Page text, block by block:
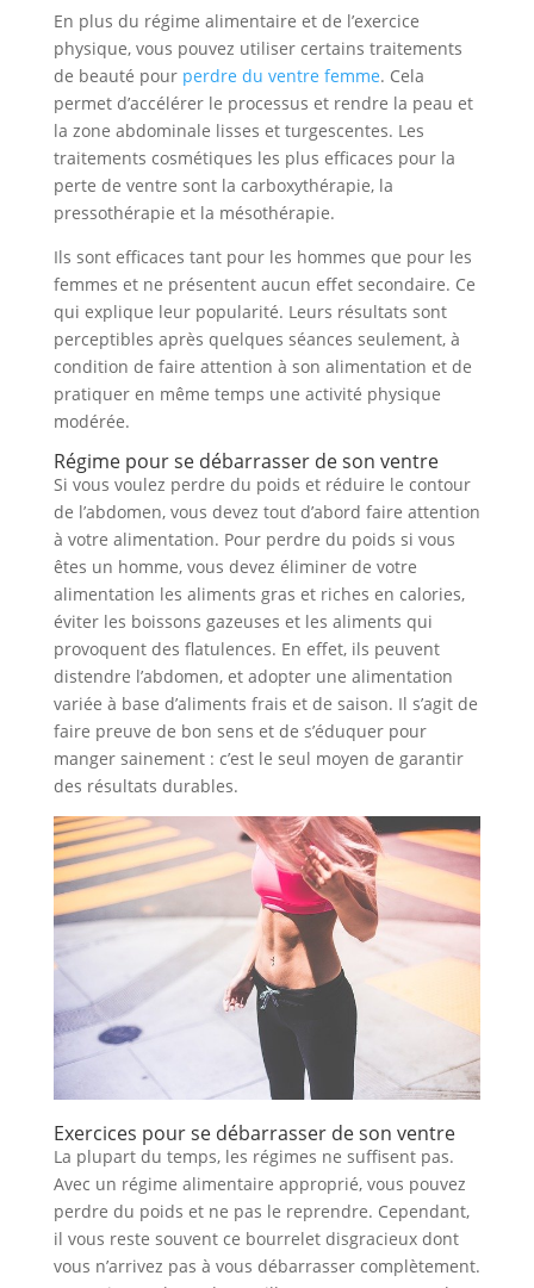
En plus du régime alimentaire et de l’exercice
physique, vous pouvez utiliser certains traitements
de beauté pour perdre du ventre femme. Cela
permet d’accélérer le processus et rendre la peau et
la zone abdominale lisses et turgescentes. Les
traitements cosmétiques les plus efficaces pour la
perte de ventre sont la carboxythérapie, la
pressothérapie et la mésothérapie.
Ils sont efficaces tant pour les hommes que pour les
femmes et ne présentent aucun effet secondaire. Ce
qui explique leur popularité. Leurs résultats sont
perceptibles après quelques séances seulement, à
condition de faire attention à son alimentation et de
pratiquer en même temps une activité physique
modérée.
Régime pour se débarrasser de son ventre
Si vous voulez perdre du poids et réduire le contour
de l’abdomen, vous devez tout d’abord faire attention
à votre alimentation. Pour perdre du poids si vous
êtes un homme, vous devez éliminer de votre
alimentation les aliments gras et riches en calories,
éviter les boissons gazeuses et les aliments qui
provoquent des flatulences. En effet, ils peuvent
distendre l’abdomen, et adopter une alimentation
variée à base d’aliments frais et de saison. Il s’agit de
faire preuve de bon sens et de s’éduquer pour
manger sainement : c’est le seul moyen de garantir
des résultats durables.
Exercices pour se débarrasser de son ventre
La plupart du temps, les régimes ne suffisent pas.
Avec un régime alimentaire approprié, vous pouvez
perdre du poids et ne pas le reprendre. Cependant,
il vous reste souvent ce bourrelet disgracieux dont
vous n’arrivez pas à vous débarrasser complètement.